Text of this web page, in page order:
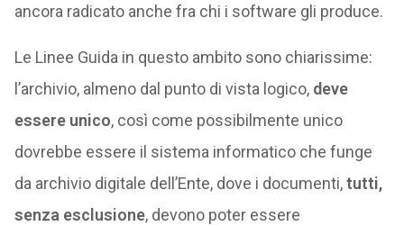
ancora radicato anche fra chi i software gli produce.
Le Linee Guida in questo ambito sono chiarissime:
l’archivio, almeno dal punto di vista logico, deve
essere unico, così come possibilmente unico
dovrebbe essere il sistema informatico che funge
da archivio digitale dell’Ente, dove i documenti,tutti,
senza esclusione, devono poter essere